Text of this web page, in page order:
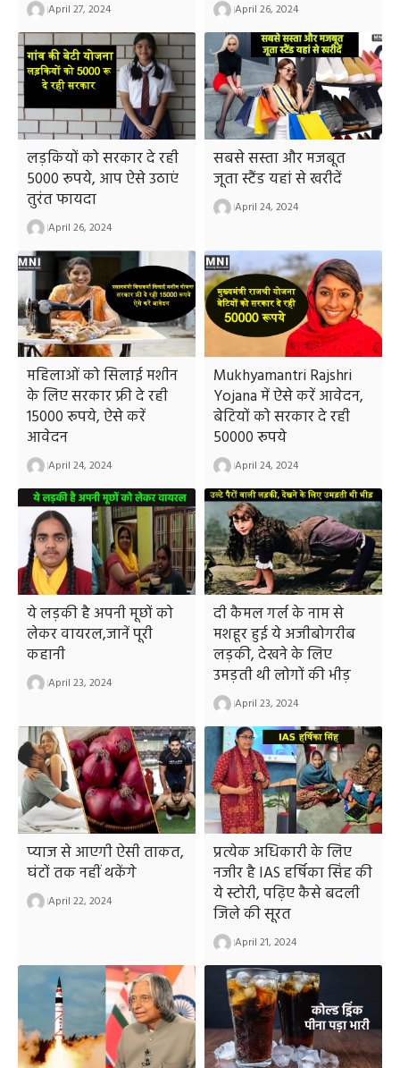
April 27, 2024 April 26, 2024
लड़कियों को सरकार दे रही
5000 रूपये, आप ऐसे उठाएं
तुरंत फायदा
April 26, 2024
सबसे सस्ता और मजबूत
जूता स्टैंड यहां से खरीदें
April 24, 2024
महिलाओं को सिलाई मशीन
के लिए सरकार फ्री दे रही
15000 रूपये, ऐसे करें
आवेदन
April 24, 2024
Mukhyamantri Rajshri
Yojana में ऐसे करें आवेदन,
बेटियों को सरकार दे रही
50000 रूपये
April 24, 2024
ये लड़की है अपनी मूछों को
लेकर वायरल,जानें पूरी
कहानी
April 23, 2024
दी कैमल गर्ल के नाम से
मशहूर हुई ये अजीबोगरीब
लड़की, देखने के लिए
उमड़ती थी लोगों की भीड़
April 23, 2024
प्याज से आएगी ऐसी ताकत,
घंटों तक नहीं थकेंगे
April 22, 2024
प्रत्येक अधिकारी के लिए
नजीर है IAS हर्षिका सिंह की
ये स्टोरी, पढ़िए कैसे बदली
जिले की सूरत
April 21, 2024